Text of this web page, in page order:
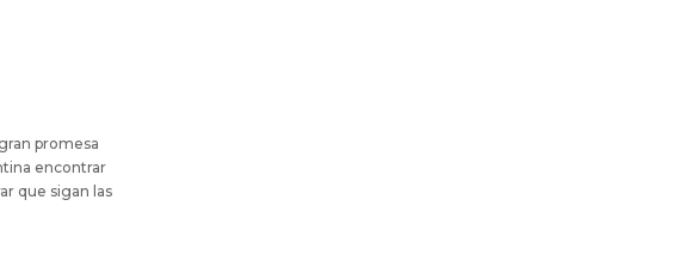
promesa
encontrar
que sigan las